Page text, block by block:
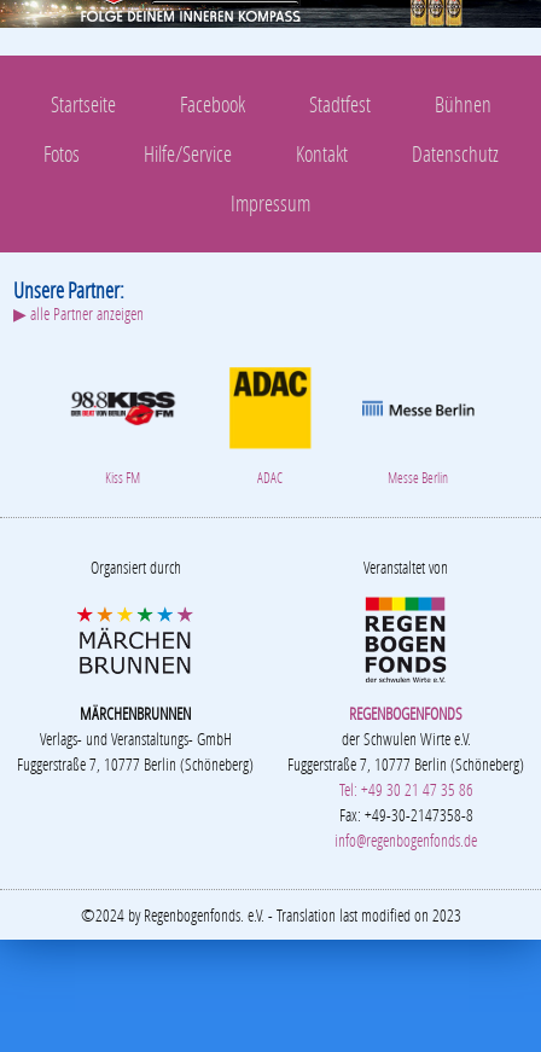
Startseite Facebook Stadtfest
Bühnen
Fotos
Hilfe/Service Kontakt
Datenschutz
Impressum
Unsere Partner:
▶ alle Partner anzeigen
Kiss FM ADAC Messe Berlin
Organsiert durch
MÄRCHENBRUNNEN
Verlags- und Veranstaltungs- GmbH
Fuggerstraße 7, 10777 Berlin (Schöneberg)
Veranstaltet von
REGENBOGENFONDS
der Schwulen Wirte e.V.
Fuggerstraße 7, 10777 Berlin (Schöneberg)
Tel: +49 30 21 47 35 86
Fax: +49-30-2147358-8
info@regenbogenfonds.de
©2024 by Regenbogenfonds. e.V. - Translation last modified on 2023